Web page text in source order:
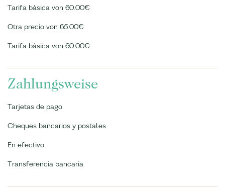
Tarifa básica von 60.00€
Otra precio von 65.00€
Tarifa básica von 60.00€
Zahlungsweise
Tarjetas de pago
Cheques bancarios y postales
En efectivo
Transferencia bancaria